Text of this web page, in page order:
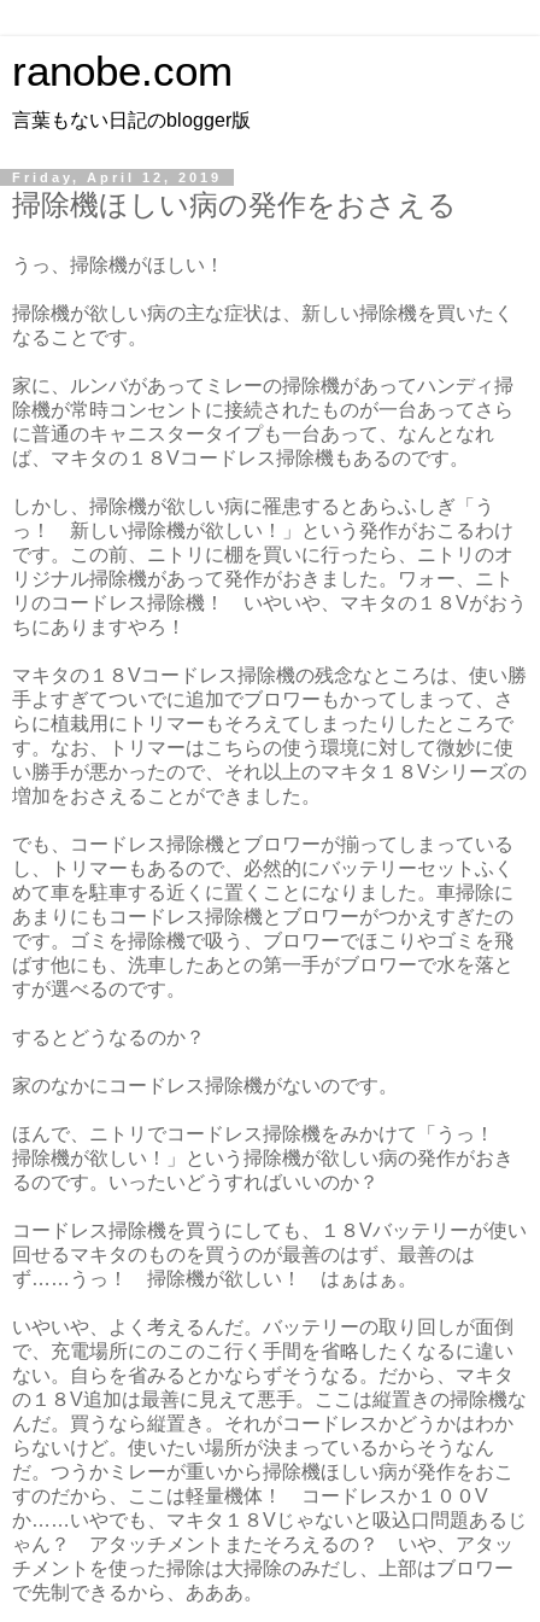
ranobe.com
言葉もない日記のblogger版
Friday, April 12, 2019
掃除機ほしい病の発作をおさえる
うっ、掃除機がほしい！
掃除機が欲しい病の主な症状は、新しい掃除機を買いたく
なることです。
家に、ルンバがあってミレーの掃除機があってハンディ掃
除機が常時コンセントに接続されたものが一台あってさら
に普通のキャニスタータイプも一台あって、なんとなれ
ば、マキタの１８Vコードレス掃除機もあるのです。
しかし、掃除機が欲しい病に罹患するとあらふしぎ「う
っ！ 新しい掃除機が欲しい！」という発作がおこるわけ
です。この前、ニトリに棚を買いに行ったら、ニトリのオ
リジナル掃除機があって発作がおきました。ワォー、ニト
リのコードレス掃除機！ いやいや、マキタの１８Vがおう
ちにありますやろ！
マキタの１８Vコードレス掃除機の残念なところは、使い勝
手よすぎてついでに追加でブロワーもかってしまって、さ
らに植栽用にトリマーもそろえてしまったりしたところで
す。なお、トリマーはこちらの使う環境に対して微妙に使
い勝手が悪かったので、それ以上のマキタ１８Vシリーズの
増加をおさえることができました。
でも、コードレス掃除機とブロワーが揃ってしまっている
し、トリマーもあるので、必然的にバッテリーセットふく
めて車を駐車する近くに置くことになりました。車掃除に
あまりにもコードレス掃除機とブロワーがつかえすぎたの
です。ゴミを掃除機で吸う、ブロワーでほこりやゴミを飛
ばす他にも、洗車したあとの第一手がブロワーで水を落と
すが選べるのです。
するとどうなるのか？
家のなかにコードレス掃除機がないのです。
ほんで、ニトリでコードレス掃除機をみかけて「うっ！
掃除機が欲しい！」という掃除機が欲しい病の発作がおき
るのです。いったいどうすればいいのか？
コードレス掃除機を買うにしても、１８Vバッテリーが使い
回せるマキタのものを買うのが最善のはず、最善のは
ず……うっ！ 掃除機が欲しい！ はぁはぁ。
いやいや、よく考えるんだ。バッテリーの取り回しが面倒
で、充電場所にのこのこ行く手間を省略したくなるに違い
ない。自らを省みるとかならずそうなる。だから、マキタ
の１８V追加は最善に見えて悪手。ここは縦置きの掃除機な
んだ。買うなら縦置き。それがコードレスかどうかはわか
らないけど。使いたい場所が決まっているからそうなん
だ。つうかミレーが重いから掃除機ほしい病が発作をおこ
すのだから、ここは軽量機体！ コードレスか１００V
か……いやでも、マキタ１８Vじゃないと吸込口問題あるじ
ゃん？ アタッチメントまたそろえるの？ いや、アタッ
チメントを使った掃除は大掃除のみだし、上部はブロワー
で先制できるから、あああ。